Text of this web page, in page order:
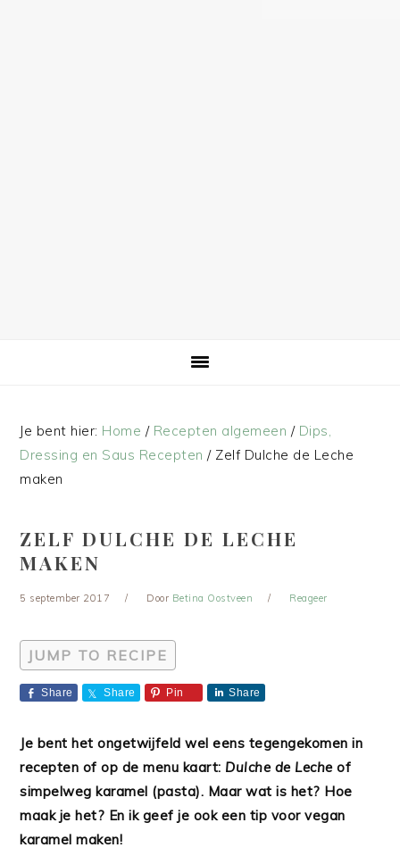
Je bent hier: Home / Recepten algemeen / Dips,
Dressing en Saus Recepten /Zelf Dulche de Leche
maken
ZELF DULCHE DE LECHE
MAKEN
5 september 2017 Door Betina Oostveen Reageer
JUMP TO RECIPE
Share Share Pin Share
Je bent het ongetwijfeld wel eens tegengekomen in
recepten of op de menu kaart: Dulche de Lecheof
simpelweg karamel (pasta). Maar wat is het? Hoe
maak je het? En ik geef je ook een tip voor vegan
karamel maken!